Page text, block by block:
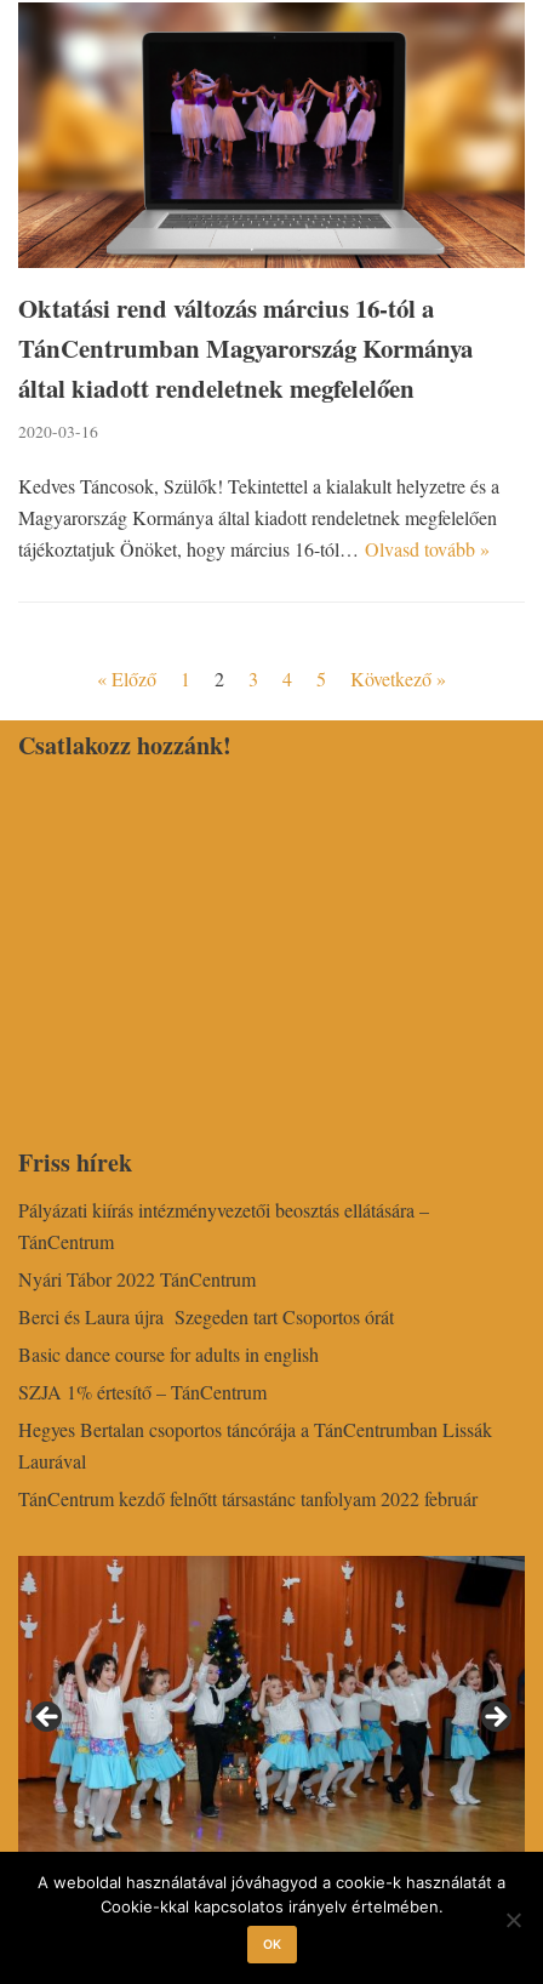
Oktatási rend változás március 16-tól a
TánCentrumban Magyarország Kormánya
által kiadott rendeletnek megfelelően
2020-03-16
Kedves Táncosok, Szülők! Tekintettel a kialakult helyzetre és a
Magyarország Kormánya által kiadott rendeletnek megfelelően
tájékoztatjuk Önöket, hogy március 16-tól… Olvasd tovább »
« Előző 1 2 3 4 5 Következő »
Csatlakozz hozzánk!
Friss hírek
Pályázati kiírás intézményvezetői beosztás ellátására –
TánCentrum
Nyári Tábor 2022 TánCentrum
Berci és Laura újra Szegeden tart Csoportos órát
Basic dance course for adults in english
SZJA 1% értesítő – TánCentrum
Hegyes Bertalan csoportos táncórája a TánCentrumban Lissák
Laurával
TánCentrum kezdő felnőtt társastánc tanfolyam 2022 február
TánCentrum AMI
A weboldal használatával jóváhagyod a cookie-k használatát a
Cookie-kkal kapcsolatos irányelv értelmében.
OK